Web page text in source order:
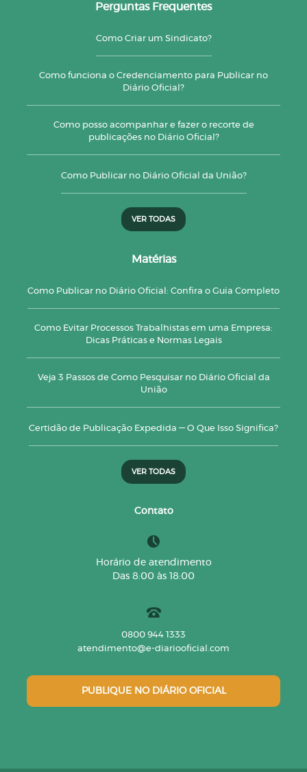
Perguntas Frequentes
Como Criar um Sindicato?
Como funciona o Credenciamento para Publicar no
Diário Oficial?
Como posso acompanhar e fazer o recorte de
publicações no Diário Oficial?
Como Publicar no Diário Oficial da União?
VER TODAS
Matérias
Como Publicar no Diário Oficial: Confira o Guia Completo
Como Evitar Processos Trabalhistas em uma Empresa:
Dicas Práticas e Normas Legais
Veja 3 Passos de Como Pesquisar no Diário Oficial da
União
Certidão de Publicação Expedida — O Que Isso Significa?
VER TODAS
Contato
Horário de atendimento
Das 8:00 às 18:00
0800 944 1333
atendimento@e-diariooficial.com
PUBLIQUE NO DIÁRIO OFICIAL